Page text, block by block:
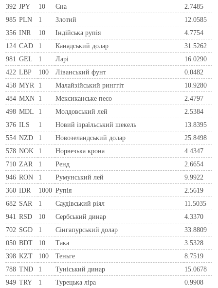
392 JPY 10 Єна
2.7485
985 PLN 1 Злотий
12.0585
356 INR 10 Індійська рупія
4.7754
124 CAD 1 Канадський долар
31.5262
981 GEL 1 Ларi
16.0290
422 LBP 100 Ліванський фунт
0.0482
458 MYR 1 Малайзійський ринггіт
10.9280
484 MXN 1 Мексиканське песо
2.4797
498 MDL 1 Молдовський лей
2.5384
376 ILS 1 Новий ізраїльський шекель
13.8395
554 NZD 1 Новозеландський долар
25.8498
578 NOK 1 Норвезька крона
4.4347
710 ZAR 1 Ренд
2.6654
946 RON 1 Румунський лей
9.9922
360 IDR 1000 Рупія
2.5619
682 SAR 1 Саудівський ріял
11.5035
941 RSD 10 Сербський динар
4.3370
702 SGD 1 Сінгапурський долар
33.8809
050 BDT 10 Така
3.5328
398 KZT 100 Теньге
8.7519
788 TND 1 Туніський динар
15.0678
949 TRY 1 Турецька ліра 0.9908